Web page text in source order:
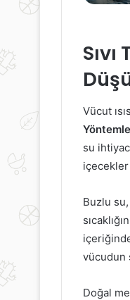
Vücut
su
içecekler
Buzlu
vücudun
Doğal